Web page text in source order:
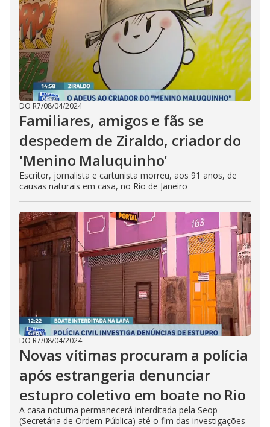
DO R7/08/04/2024
Familiares, amigos e fãs se
despedem de Ziraldo, criador do
'Menino Maluquinho'
Escritor, jornalista e cartunista morreu, aos 91 anos, de
causas naturais em casa, no Rio de Janeiro
DO R7/08/04/2024
Novas vítimas procuram a polícia
após estrangeria denunciar
estupro coletivo em boate no Rio
A casa noturna permanecerá interditada pela Seop
(Secretária de Ordem Pública) até o fim das investigações